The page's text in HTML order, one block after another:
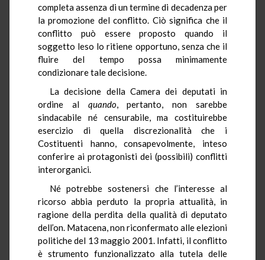
completa assenza di un termine di decadenza per
la promozione del conflitto. Ciò significa che il
conflitto può essere proposto quando il
soggetto leso lo ritiene opportuno, senza che il
fluire del tempo possa minimamente
condizionare tale decisione.
La decisione della Camera dei deputati in
ordine al quando, pertanto, non sarebbe
sindacabile né censurabile, ma costituirebbe
esercizio di quella discrezionalità che i
Costituenti hanno, consapevolmente, inteso
conferire ai protagonisti dei (possibili) conflitti
interorganici.
Né potrebbe sostenersi che l’interesse al
ricorso abbia perduto la propria attualità, in
ragione della perdita della qualità di deputato
dell’on. Matacena, non riconfermato alle elezioni
politiche del 13 maggio 2001. Infatti, il conflitto
è strumento funzionalizzato alla tutela delle